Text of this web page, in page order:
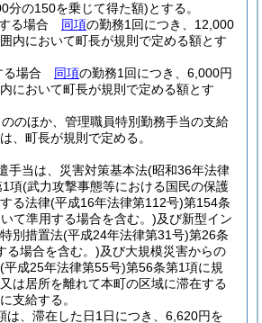
分の150を乗じて得た額)とする。
る場合 同項の勤務1回につき、12,000
内において町長が規則で定める額とす
る場合 同項の勤務1回につき、6,000円
において町長が規則で定める額とす
のほか、管理職員特別勤務手当の支給
、町長が規則で定める。
手当は、災害対策基本法(昭和36年法律
1項(武力攻撃事態等における国民の保護
る法律(平成16年法律第112号)第154条
て準用する場合を含む。)及び新型イン
別措置法(平成24年法律第31号)第26条
る場合を含む。)及び大規模災害からの
(平成25年法律第55号)第56条第1項に規
は居所を離れて本町の区域に滞在する
支給する。
は、滞在した日1日につき、6,620円を